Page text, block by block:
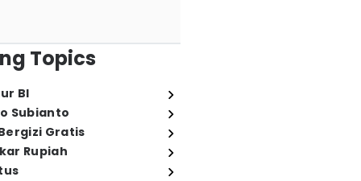
Topics
BI
Subianto
Gratis
Rupiah